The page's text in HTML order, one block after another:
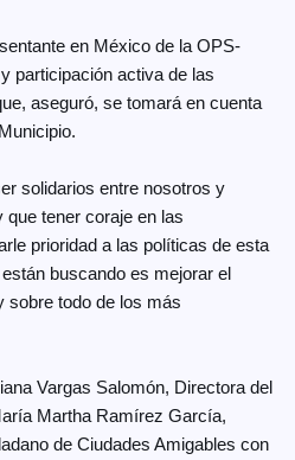
en México de la OPS-
participación activa de las
aseguró, se tomará en cuenta
solidarios entre nosotros y
tener coraje en las
prioridad a las políticas de esta
buscando es mejorar el
sobre todo de los más
Vargas Salomón, Directora del
Martha Ramírez García,
de Ciudades Amigables con